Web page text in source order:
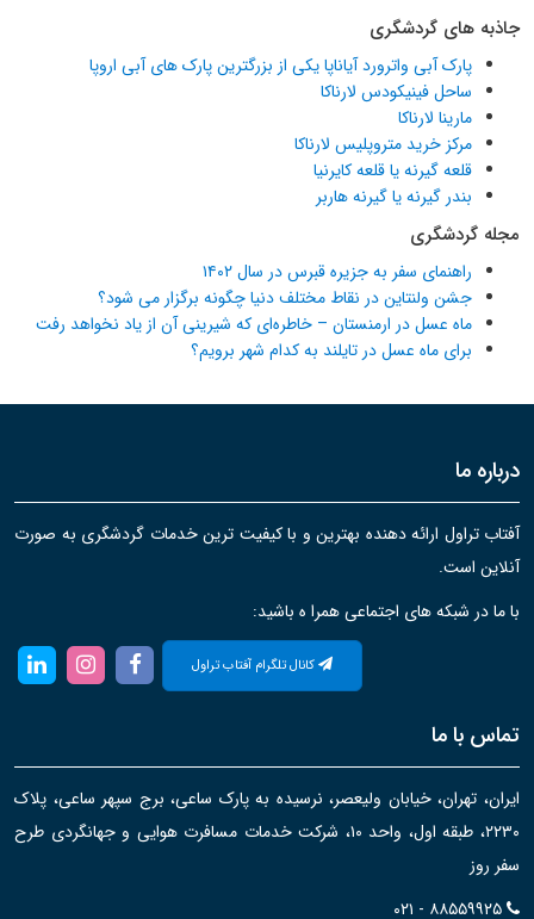
جاذبه های گردشگری
پارک آبی واترورد آیاناپا یکی از بزرگترین پارک های آبی اروپا
ساحل فینیکودس لارناکا
مارینا لارناکا
مرکز خرید متروپلیس لارناکا
قلعه گیرنه یا قلعه کایرنیا
بندر گیرنه یا گیرنه هاربر
مجله گردشگری
راهنمای سفر به جزیره قبرس در سال ۱۴۰۲
جشن ولنتاین در نقاط مختلف دنیا چگونه برگزار می شود؟
ماه عسل در ارمنستان – خاطره‌ای که شیرینی آن از یاد نخواهد رفت
برای ماه عسل در تایلند به کدام شهر برویم؟
درباره ما
آفتاب تراول ارائه دهنده بهترین و با کیفیت ترین خدمات گردشگری به صورت
آنلاین است.
با ما در شبکه های اجتماعی همرا ه باشید:
کانال تلگرام آفتاب تراول
تماس با ما
ایران، تهران، خیابان ولیعصر، نرسیده به پارک ساعی، برج سپهر ساعی، پلاک
۲۲۳۰، طبقه اول، واحد ۱۰، شرکت خدمات مسافرت هوایی و جهانگردی طرح
سفر روز
۰۲۱ - ۸۸۵۵۹۹۲۵